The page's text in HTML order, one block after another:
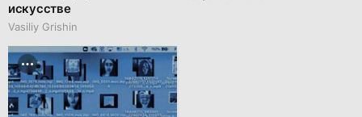
искусстве
Vasiliy Grishin